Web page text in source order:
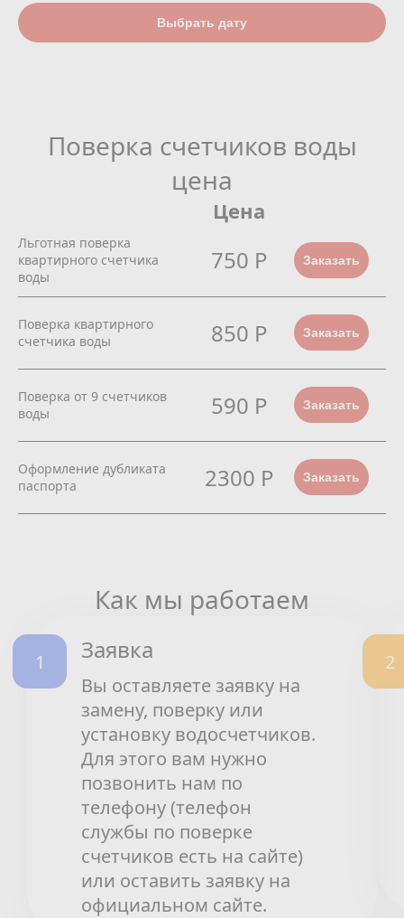
Выбрать дату
Поверка счетчиков воды
цена
Цена
Льготная поверка
квартирного счетчика
воды
750 Р Заказать
Поверка квартирного
счетчика воды
850 Р Заказать
Поверка от 9 счетчиков
воды
590 Р Заказать
Оформление дубликата
паспорта
2300 Р Заказать
Как мы работаем
Заявка
Вы оставляете заявку на
замену, поверку или
установку водосчетчиков.
Для этого вам нужно
позвонить нам по
телефону (телефон
службы по поверке
счетчиков есть на сайте)
или оставить заявку на
официальном сайте.